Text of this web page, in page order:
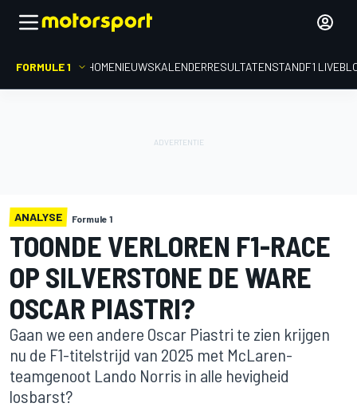
FORMULE 1 HOMENIEUWSKALENDERRESULTATENSTANDF1
ANALYSE Formule 1
TOONDE VERLOREN F1-RACE
OP SILVERSTONE DE WARE
OSCAR PIASTRI?
Gaan we een andere Oscar Piastri te zien krijgen
nu de F1-titelstrijd van 2025 met McLaren-
teamgenoot Lando Norris in alle hevigheid
losbarst?